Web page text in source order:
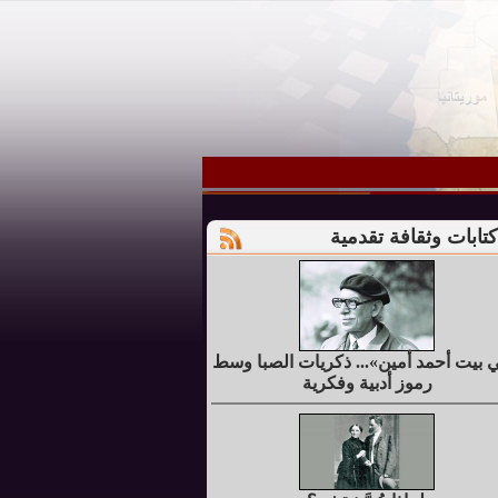
كتابات وثقافة تقدمية
بيت أحمد أمين»... ذكريات الصبا وسط
رموز أدبية وفكرية